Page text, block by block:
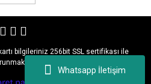
Whatsapp İletişim
bilgileriniz 256bit SSL sertifikası ile